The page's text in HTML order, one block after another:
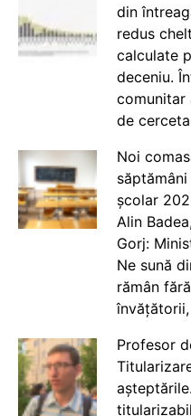
din
redus
calculate
deceniu.
comunitar
de
Noi
școlar
Alin
Gorj:
Ne sună
rămân
Profesor